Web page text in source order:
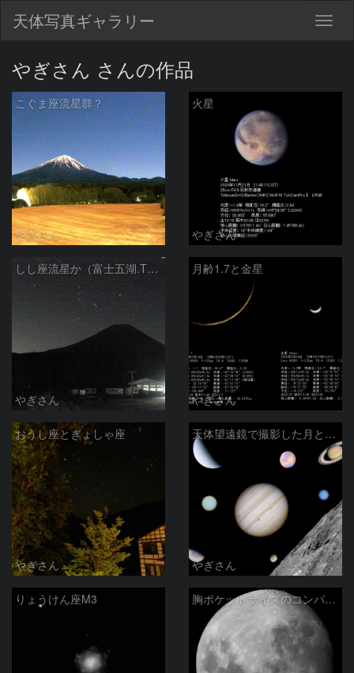
天体写真ギャラリー
やぎさん さんの作品
こぐま座流星群？
やぎさん
火星
やぎさん
しし座流星か（富士五湖.TVライブカメラによる画像）
やぎさん
月齢1.7と金星
やぎさん
おうし座とぎょしゃ座
やぎさん
天体望遠鏡で撮影した月と太陽系惑星
やぎさん
りょうけん座M3 胸ポケットサイズのコンパクトデジカメによる月